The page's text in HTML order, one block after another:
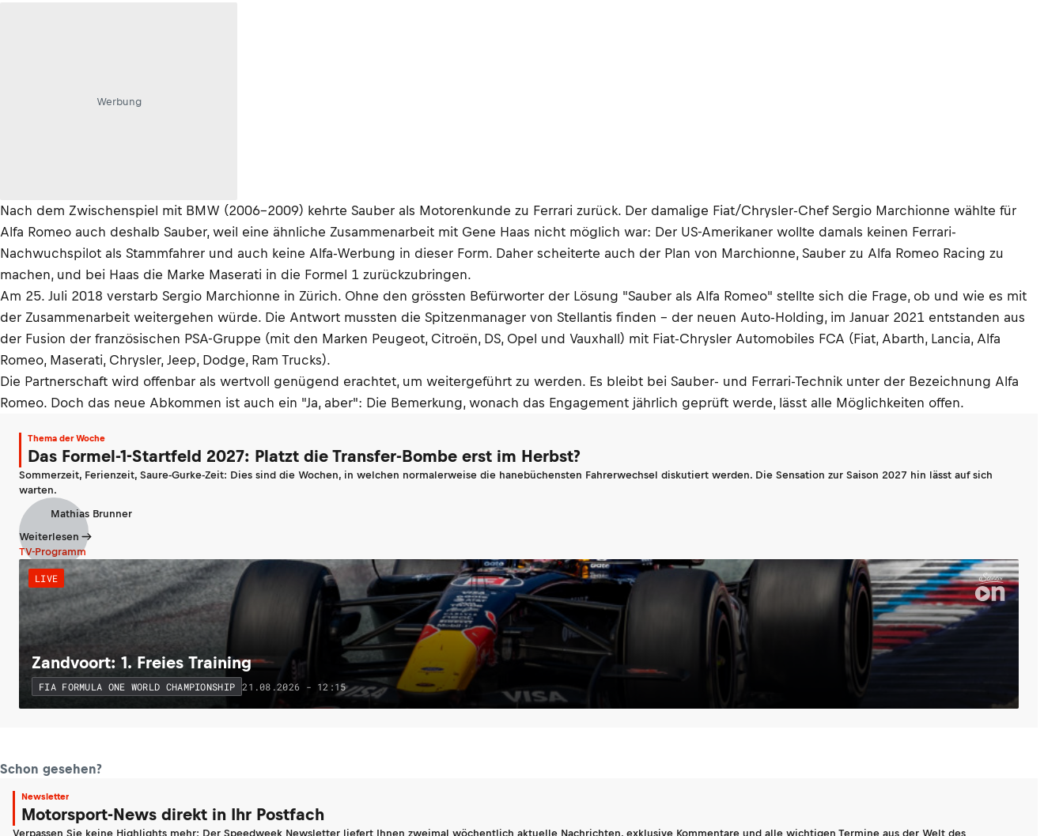
Werbung
Nach dem Zwischenspiel mit BMW (2006–2009) kehrte Sauber als Motorenkunde zu Ferrari zurück. Der damalige Fiat/Chrysler-Chef Sergio Marchionne wählte für
Alfa Romeo auch deshalb Sauber, weil eine ähnliche Zusammenarbeit mit Gene Haas nicht möglich war: Der US-Amerikaner wollte damals keinen Ferrari-
Nachwuchspilot als Stammfahrer und auch keine Alfa-Werbung in dieser Form. Daher scheiterte auch der Plan von Marchionne, Sauber zu Alfa Romeo Racing zu
machen, und bei Haas die Marke Maserati in die Formel 1 zurückzubringen.
Am 25. Juli 2018 verstarb Sergio Marchionne in Zürich. Ohne den grössten Befürworter der Lösung "Sauber als Alfa Romeo" stellte sich die Frage, ob und wie es mit
der Zusammenarbeit weitergehen würde. Die Antwort mussten die Spitzenmanager von Stellantis finden – der neuen Auto-Holding, im Januar 2021 entstanden aus
der Fusion der französischen PSA-Gruppe (mit den Marken Peugeot, Citroën, DS, Opel und Vauxhall) mit Fiat-Chrysler Automobiles FCA (Fiat, Abarth, Lancia, Alfa
Romeo, Maserati, Chrysler, Jeep, Dodge, Ram Trucks).
Die Partnerschaft wird offenbar als wertvoll genügend erachtet, um weitergeführt zu werden. Es bleibt bei Sauber- und Ferrari-Technik unter der Bezeichnung Alfa
Romeo. Doch das neue Abkommen ist auch ein "Ja, aber": Die Bemerkung, wonach das Engagement jährlich geprüft werde, lässt alle Möglichkeiten offen.
Thema der Woche
Das Formel-1-Startfeld 2027: Platzt die Transfer-Bombe erst im Herbst?
Sommerzeit, Ferienzeit, Saure-Gurke-Zeit: Dies sind die Wochen, in welchen normalerweise die hanebüchensten Fahrerwechsel diskutiert werden. Die Sensation zur Saison 2027 hin lässt auf sich
warten.
Mathias Brunner
Weiterlesen
TV-Programm
LIVE
Zandvoort: 1. Freies Training
FIA FORMULA ONE WORLD CHAMPIONSHIP 21.08.2026 - 12:15
Schon gesehen?
Newsletter
Motorsport-News direkt in Ihr Postfach
Verpassen Sie keine Highlights mehr: Der Speedweek Newsletter liefert Ihnen zweimal wöchentlich aktuelle Nachrichten, exklusive Kommentare und alle wichtigen Termine aus der Welt des